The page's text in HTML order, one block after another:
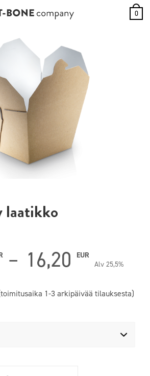
0
laatikko
– 16,20 EUR
10,90
Alv 25,5%
1-3 arkipäivää tilauksesta)